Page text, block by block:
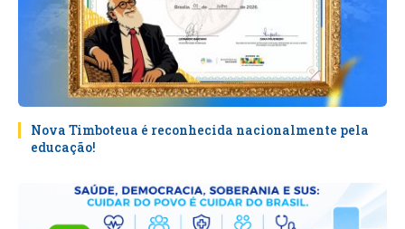
Nova Timboteua é reconhecida nacionalmente pela
educação!